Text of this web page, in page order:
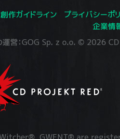
作ガイドライン プライバシーポ
企業情
運営：GOG Sp. z o.o. © 2026